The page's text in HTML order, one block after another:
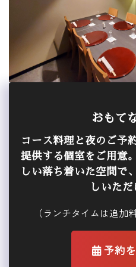
おもて
コース料理と夜のご予
提供する個室をご用意
しい落ち着いた空間で
しいただ
（ランチタイムは追加
予約